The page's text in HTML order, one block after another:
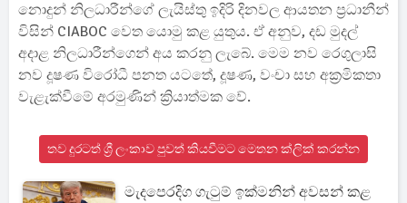
නොදුන් නිලධාරීන්ගේ ලැයිස්තු ඉදිරි දිනවල ආයතන ප්‍රධානීන්
විසින් CIABOC වෙත යොමු කළ යුතුය. ඒ අනුව, දඩ මුදල්
අදාළ නිලධාරීන්ගෙන් අය කරනු ලැබේ. මෙම නව රෙගුලාසි
නව දූෂණ විරෝධී පනත යටතේ, දූෂණ, වංචා සහ අක්‍රමිකතා
වැළැක්වීමේ අරමුණින් ක්‍රියාත්මක වේ.
තව දුරටත් ශ්‍රී ලංකාව පුවත් කියවීමට මෙතන ක්ලික් කරන්න
මැදපෙරදිග ගැටුම් ඉක්මනින් අවසන් කළ